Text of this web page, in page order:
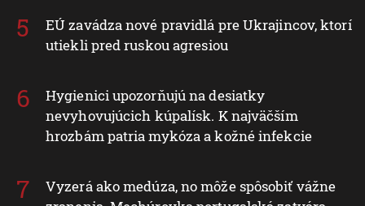
EÚ zavádza nové pravidlá pre Ukrajincov, ktorí
utiekli pred ruskou agresiou
Hygienici upozorňujú na desiatky
nevyhovujúcich kúpalísk. K najväčším
hrozbám patria mykóza a kožné infekcie
Vyzerá ako medúza, no môže spôsobiť vážne